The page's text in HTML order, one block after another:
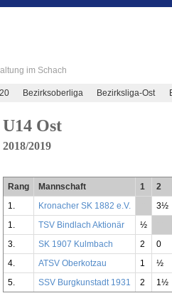
im Schach
Bezirksoberliga Bezirksliga-Ost
U14 Ost
2018/2019
Rang Mannschaft 1 2
1.
Kronacher SK 1882 e.V. 3½
1.
TSV Bindlach Aktionär ½
3.
SK 1907 Kulmbach 2 0
4.
ATSV Oberkotzau 1 ½
5.
SSV Burgkunstadt 1931 2 1½